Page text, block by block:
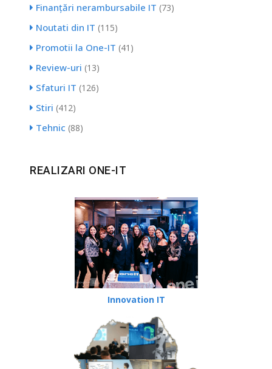
Finanțări nerambursabile IT (73)
Noutati din IT (115)
Promotii la One-IT (41)
Review-uri (13)
Sfaturi IT (126)
Stiri (412)
Tehnic (88)
REALIZARI ONE-IT
Innovation IT